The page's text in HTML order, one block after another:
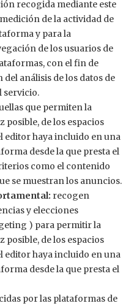
recogida mediante este
de la actividad de
y para la
de los usuarios de
con el fin de
análisis de los datos de
servicio.
que permiten la
posible, de los espacios
editor haya incluido en una
desde la que presta el
como el contenido
se muestran los anuncios.
recogen
y elecciones
) para permitir la
posible, de los espacios
editor haya incluido en una
desde la que presta el
por las plataformas de